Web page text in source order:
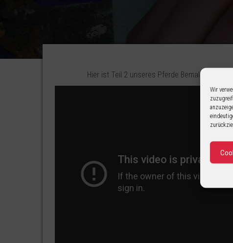
Wir
Hier ist Teil 2 unseres Pferde Bemal